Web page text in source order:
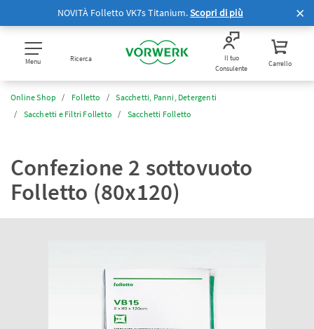
NOVITÀ Folletto VK7s Titanium.Scopri di più
Menu Ricerca
Il tuo
Consulente
Carrello
Online Shop Folletto
Sacchetti, Panni, Detergenti
Sacchetti e Filtri Folletto
Sacchetti Folletto
Confezione 2 sottovuoto
Folletto (80x120)